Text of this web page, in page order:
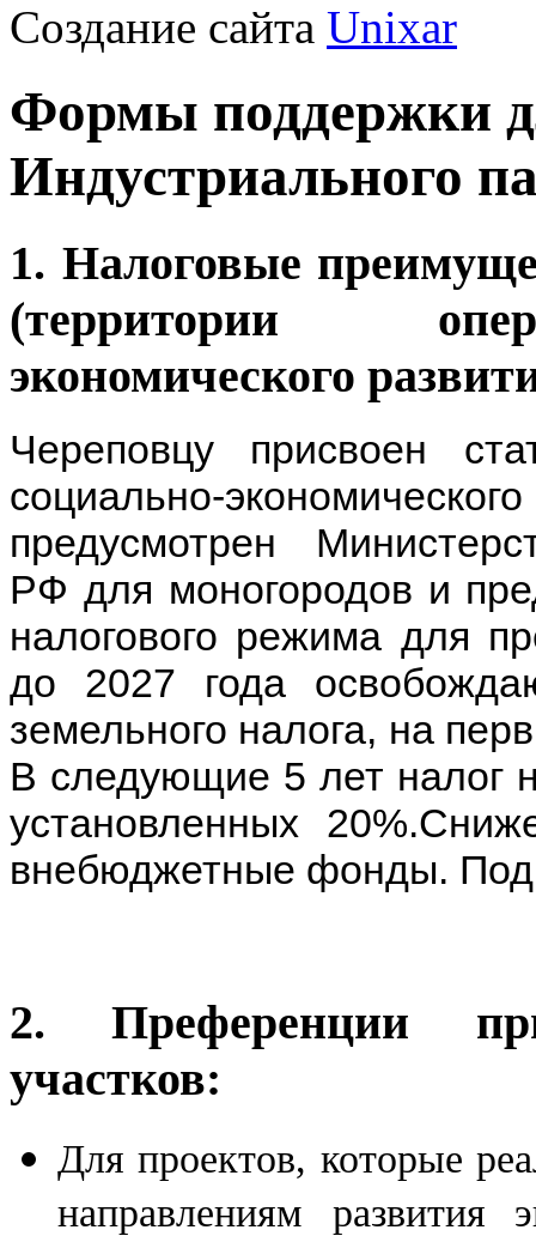
Создание сайта Unixar
Формы поддержки
Индустриального
1. Налоговые
(территории
экономического
Череповцу присвоен
социально-
предусмотрен
РФ для моногородов и
налогового режима для
до 2027 года
земельного налога, на
В следующие 5 лет налог
установленных
внебюджетные фонды.
2. Преференции
участков:
Для проектов, которые
направлениям развития